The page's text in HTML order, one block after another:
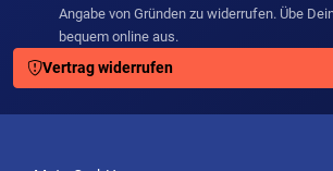
Angabe von Gründen zu widerrufen. Übe
bequem online aus.
Vertrag widerrufen